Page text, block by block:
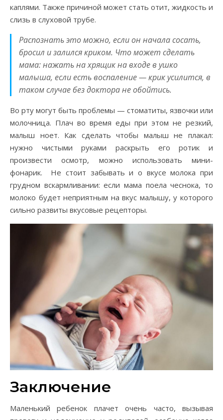
каплями. Также причиной может стать отит, жидкость и
слизь в слуховой трубе.
Распознать это можно, если он начала сосать,
бросил и залился криком. Что может сделать
мама: нажать на хрящик на входе в ушко
малыша, если есть воспаление — крик усилится, в
таком случае без доктора не обойтись.
Во рту могут быть проблемы — стоматиты, язвочки или
молочница. Плач во время еды при этом не резкий,
малыш ноет. Как сделать чтобы малыш не плакал:
нужно чистыми руками раскрыть его ротик и
произвести осмотр, можно использовать мини-
фонарик. Не стоит забывать и о вкусе молока при
грудном вскармливании: если мама поела чеснока, то
молоко будет неприятным на вкус малышу, у которого
сильно развиты вкусовые рецепторы.
Заключение
Маленький ребенок плачет очень часто, вызывая